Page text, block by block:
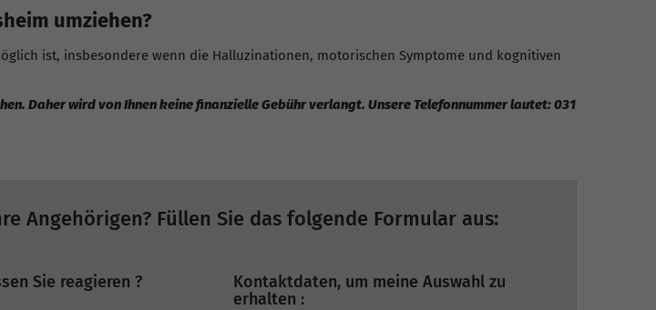
umziehen?
ist, insbesondere wenn die Halluzinationen, motorischen Symptome und kognitiven
Daher wird von Ihnen keine finanzielle Gebühr verlangt. Unsere Telefonnummer lautet: 031
Angehörigen? Füllen Sie das folgende Formular aus:
Sie reagieren ?
Kontaktdaten, um meine Auswahl zu
erhalten :